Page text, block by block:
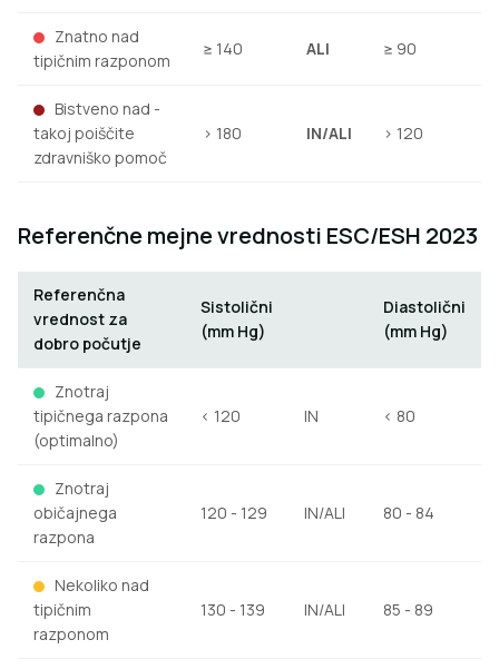
Znatno nad
tipičnim razponom
≥ 140 ALI ≥ 90
Bistveno nad -
takoj poiščite
zdravniško pomoč
> 180 IN/ALI > 120
Referenčne mejne vrednosti ESC/ESH 2023
Referenčna
vrednost za
dobro počutje
Sistolični
(mm Hg)
Diastolični
(mm Hg)
Znotraj
tipičnega razpona
(optimalno)
< 120 IN < 80
Znotraj
običajnega
razpona
120 - 129 IN/ALI 80 - 84
Nekoliko nad
tipičnim
razponom
130 - 139 IN/ALI 85 - 89